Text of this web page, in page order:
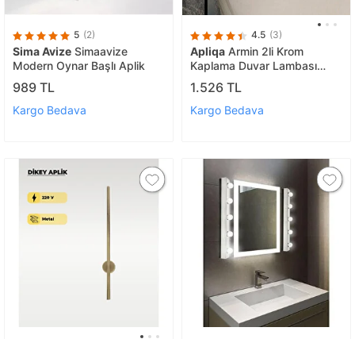
5 (2)
Sima Avize Simaavize
Modern Oynar Başlı Aplik
989 TL
Kargo Bedava
4.5 (3)
Apliqa Armin 2li Krom
Kaplama Duvar Lambası
Ayna Üstü-yanı Modern
Banyo Aplik
1.526 TL
Kargo Bedava